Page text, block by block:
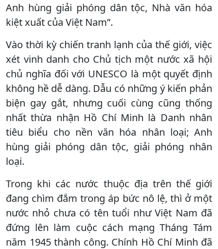
Anh hùng giải phóng dân tộc, Nhà văn hóa
kiệt xuất của Việt Nam”.
Vào thời kỳ chiến tranh lạnh của thế giới, việc
xét vinh danh cho Chủ tịch một nước xã hội
chủ nghĩa đối với UNESCO là một quyết định
không hề dễ dàng. Dẫu có những ý kiến phản
biện gay gắt, nhưng cuối cùng cũng thống
nhất thừa nhận Hồ Chí Minh là Danh nhân
tiêu biểu cho nền văn hóa nhân loại; Anh
hùng giải phóng dân tộc, giải phóng nhân
loại.
Trong khi các nước thuộc địa trên thế giới
đang chìm đắm trong áp bức nô lệ, thì ở một
nước nhỏ chưa có tên tuổi như Việt Nam đã
đứng lên làm cuộc cách mạng Tháng Tám
năm 1945 thành công. Chính Hồ Chí Minh đã